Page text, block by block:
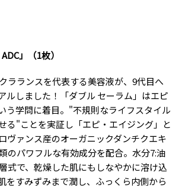
」（1枚）
ラランスを代表する美容液が、9代目へ
ルしました！「ダブル セーラム」はエピ
う学問に着目。"不規則なライフスタイル
る"ことを実証し「エピ・エイジング」と
ヴァンス産のオーガニックダンチクエキ
のパワフルな有効成分を配合。水分7:油
式で、乾燥した肌にもしなやかに溶け込
をすみずみまで潤し、ふっくら内側から